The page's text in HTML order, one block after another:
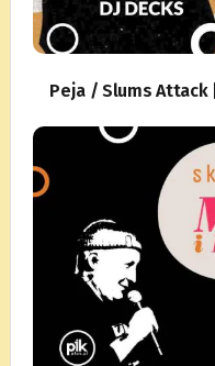
Peja / Slums Attack